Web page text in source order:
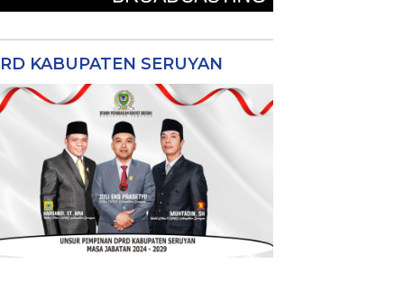
KABUPATEN SERUYAN